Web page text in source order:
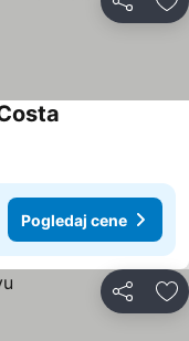
Deli
Pogledaj cene
Deli